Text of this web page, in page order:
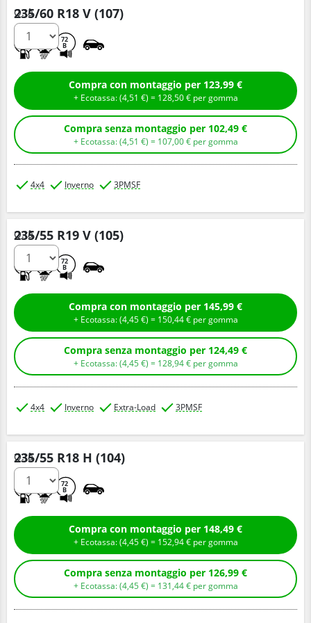
235/60 R18 V (107)
72
B
Q.tà
Compra con montaggio per 123,99 €
+ Ecotassa: (4,51 € ) = 128,50€ per gomma
Compra senza montaggio per 102,49 €
+ Ecotassa: (4,51 € ) = 107,00€ per gomma
4x4 Inverno 3PMSF
235/55 R19 V (105)
72
B
Q.tà
Compra con montaggio per 145,99 €
+ Ecotassa: (4,45€ ) = 150,44€ per gomma
Compra senza montaggio per 124,49 €
+ Ecotassa: (4,45€ ) = 128,94€ per gomma
4x4 Inverno Extra-Load 3PMSF
235/55 R18 H (104)
72
B
Q.tà
Compra con montaggio per 148,49 €
+ Ecotassa: (4,45€ ) = 152,94€ per gomma
Compra senza montaggio per 126,99 €
+ Ecotassa: (4,45€ ) = 131,44€ per gomma